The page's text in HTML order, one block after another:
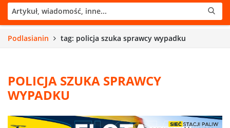
Podlasianin tag: policja szuka sprawcy wypadku
POLICJA SZUKA SPRAWCY
WYPADKU